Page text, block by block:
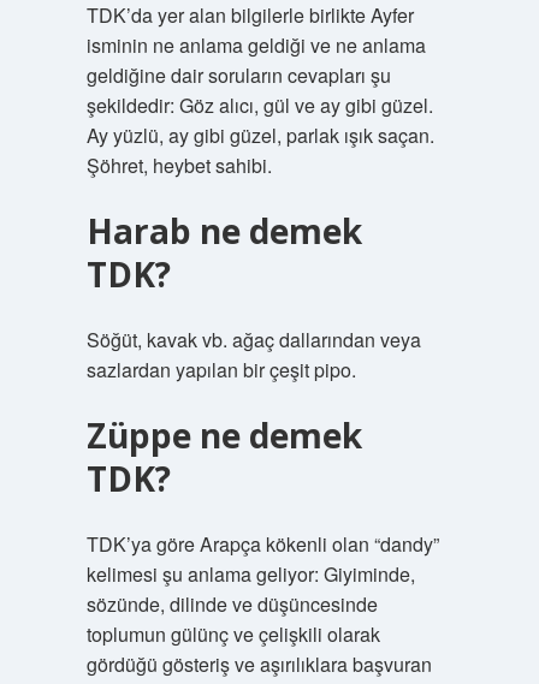
TDK’da yer alan bilgilerle birlikte Ayfer
isminin ne anlama geldiği ve ne anlama
geldiğine dair soruların cevapları şu
şekildedir: Göz alıcı, gül ve ay gibi güzel.
Ay yüzlü, ay gibi güzel, parlak ışık saçan.
Şöhret, heybet sahibi.
Harab ne demek
TDK?
Söğüt, kavak vb. ağaç dallarından veya
sazlardan yapılan bir çeşit pipo.
Züppe ne demek
TDK?
TDK’ya göre Arapça kökenli olan “dandy”
kelimesi şu anlama geliyor: Giyiminde,
sözünde, dilinde ve düşüncesinde
toplumun gülünç ve çelişkili olarak
gördüğü gösteriş ve aşırılıklara başvuran